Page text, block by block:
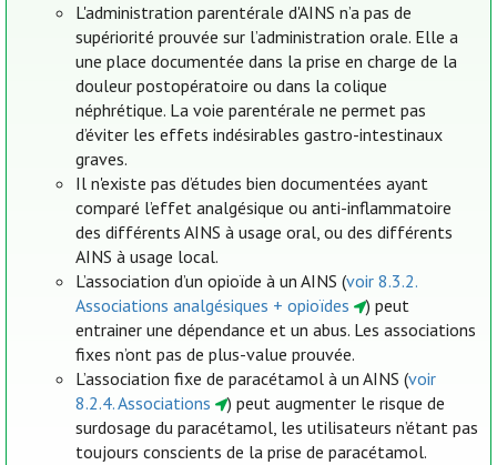
L'administration parentérale d'AINS n’a pas de
supériorité prouvée sur l’administration orale. Elle a
une place documentée dans la prise en charge de la
douleur postopératoire ou dans la colique
néphrétique. La voie parentérale ne permet pas
d’éviter les effets indésirables gastro-intestinaux
graves.
Il n'existe pas d’études bien documentées ayant
comparé l’effet analgésique ou anti-inflammatoire
des différents AINS à usage oral, ou des différents
AINS à usage local.
L’association d’un opioïde à un AINS (voir 8.3.2.
Associations analgésiques + opioïdes
) peut
entrainer une dépendance et un abus. Les associations
fixes n’ont pas de plus-value prouvée.
L’association fixe de paracétamol à un AINS (voir
8.2.4. Associations
) peut augmenter le risque de
surdosage du paracétamol, les utilisateurs n’étant pas
toujours conscients de la prise de paracétamol.